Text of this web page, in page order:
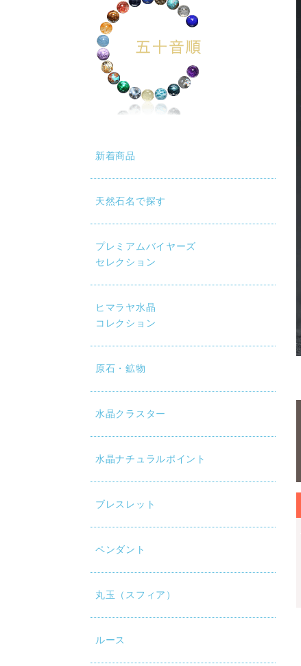
新着商品
天然石名で探す
プレミアムバイヤーズ
セレクション
ヒマラヤ水晶
コレクション
原石・鉱物
水晶クラスター
水晶ナチュラルポイント
ブレスレット
ペンダント
丸玉（スフィア）
ルース